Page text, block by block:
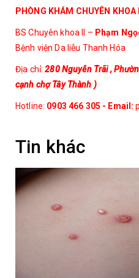
PHÒNG KHÁM CHUYÊN KHOA
BS Chuyên khoa II – Phạm
Bệnh viện Da liễu Thanh Hóa
Địa chỉ:280 Nguyễn Trãi ,
cạnh chợ Tây Thành )
Hotline: 0903 466 305 - Email:
Tin khác